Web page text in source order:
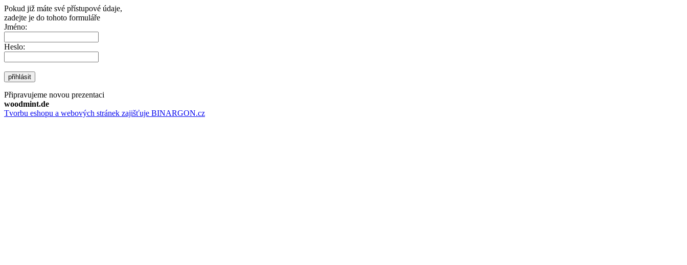
Pokud již máte své přístupové údaje,
zadejte je do tohoto formuláře
Jméno:
Heslo:
přihlásit
Připravujeme novou prezentaci
woodmint.de
Tvorbu eshopu a webových stránek zajišťuje BINARGON.cz